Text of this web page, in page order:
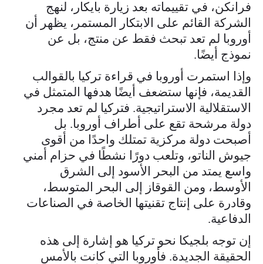
فرانكن، في تقييماته بعد زيارة بايكار، لنهج
الشركة القائم على الابتكار المستمر، يظهر أن
أوروبا لم تعد تبحث فقط عن منتج، بل عن
نموذج أيضًا.
وإذا استمرت أوروبا في قراءة تركيا بالقوالب
القديمة، فإنها ستضعف أيضًا هدفها المتمثل في
الاستقلالية الاستراتيجية. فتركيا لم تعد مجرد
دولة مرشحة تقع على أطراف أوروبا. بل
أصبحت دولة مركزية تمتلك واحدًا من أقوى
جيوش الناتو، وتلعب دورًا نشطًا في حزام أمني
واسع يمتد من البحر الأسود إلى الشرق
الأوسط، ومن القوقاز إلى البحر المتوسط،
وقادرة على إنتاج تقنيتها الخاصة في الصناعات
الدفاعية.
إن توجه بلجيكا نحو تركيا هو إشارة إلى هذه
الحقيقة الجديدة. فأوروبا التي كانت بالأمس